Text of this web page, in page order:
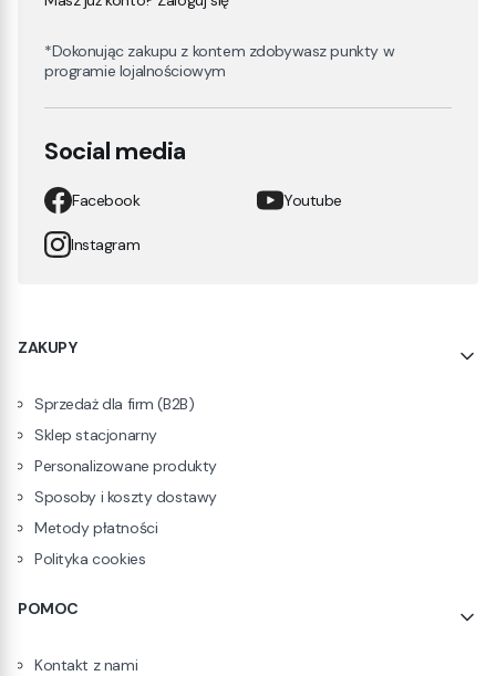
*Dokonując zakupu z kontem zdobywasz punkty w
programie lojalnościowym
Social media
Facebook Youtube
Instagram
Linki w stopce
ZAKUPY
Sprzedaż dla firm (B2B)
Sklep stacjonarny
Personalizowane produkty
Sposoby i koszty dostawy
Metody płatności
Polityka cookies
POMOC
Kontakt z nami